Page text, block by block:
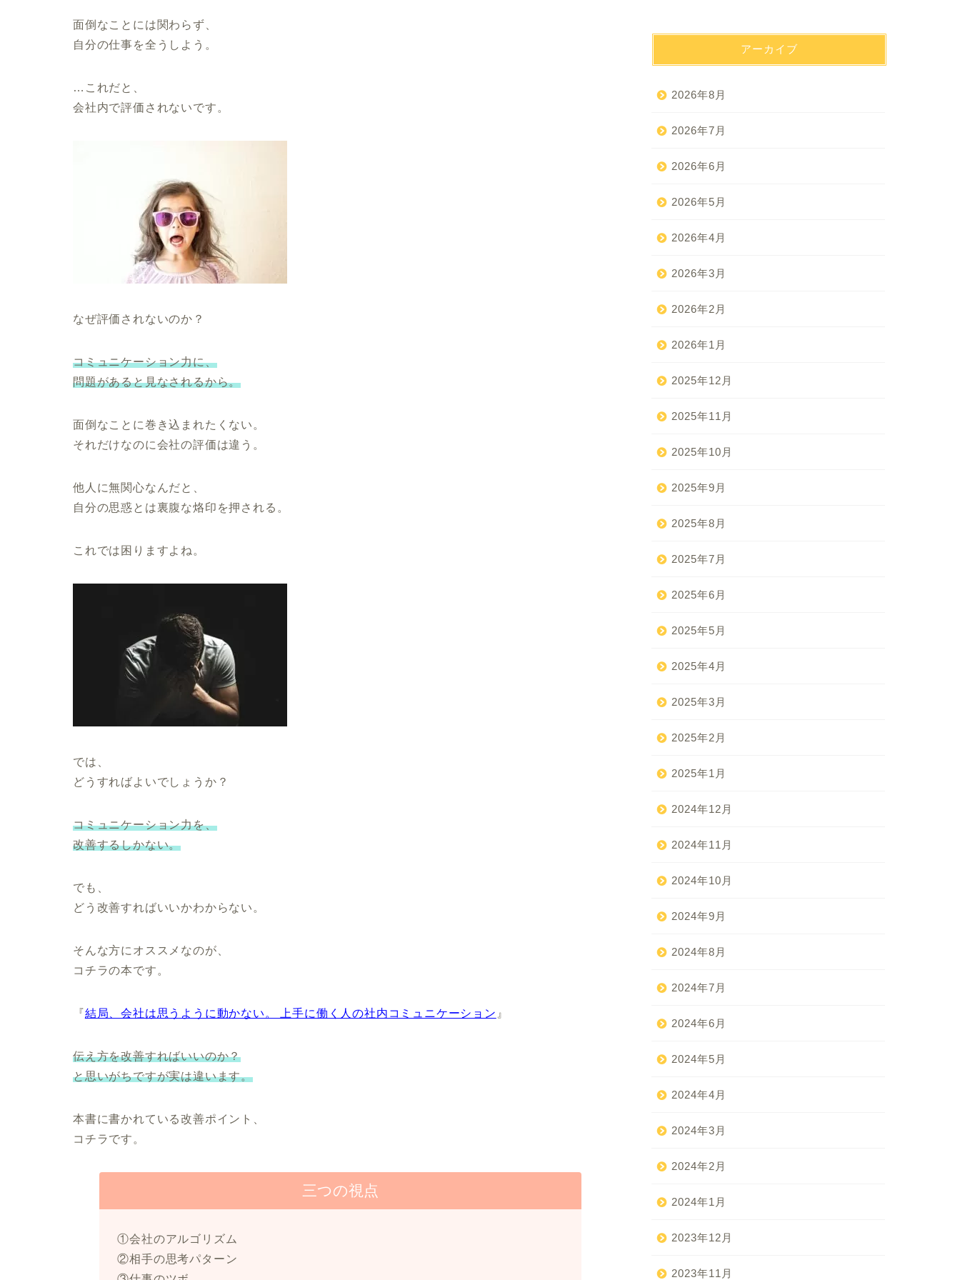
面倒なことには関わらず、
自分の仕事を全うしよう。
…これだと、
会社内で評価されないです。
なぜ評価されないのか？
コミュニケーション力に、
問題があると見なされるから。
面倒なことに巻き込まれたくない。
それだけなのに会社の評価は違う。
他人に無関心なんだと、
自分の思惑とは裏腹な烙印を押される。
これでは困りますよね。
では、
どうすればよいでしょうか？
コミュニケーション力を、
改善するしかない。
でも、
どう改善すればいいかわからない。
そんな方にオススメなのが、
コチラの本です。
『結局、会社は思うように動かない。 上手に働く人の社内コミュニケーション 』
伝え方を改善すればいいのか？
と思いがちですが実は違います。
本書に書かれている改善ポイント、
コチラです。
三つの視点
①会社のアルゴリズム
②相手の思考パターン
アーカイブ
2026年8月
2026年7月
2026年6月
2026年5月
2026年4月
2026年3月
2026年2月
2026年1月
2025年12月
2025年11月
2025年10月
2025年9月
2025年8月
2025年7月
2025年6月
2025年5月
2025年4月
2025年3月
2025年2月
2025年1月
2024年12月
2024年11月
2024年10月
2024年9月
2024年8月
2024年7月
2024年6月
2024年5月
2024年4月
2024年3月
2024年2月
2024年1月
2023年12月
2023年11月